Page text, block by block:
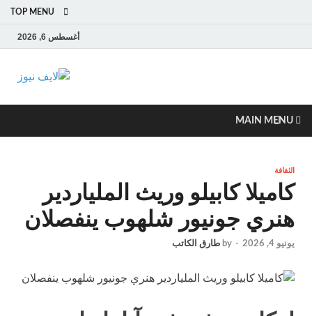
TOP MENU
أغسطس 6, 2026
لايف
نيوز
لحظة بلحظة من
MAIN MENU
الثقافة
كاميلا كابيلو وريث الملياردير
هنري جونيور شلهوب ينفصلان
يونيو 4, 2026 -
by طارق الكاتب